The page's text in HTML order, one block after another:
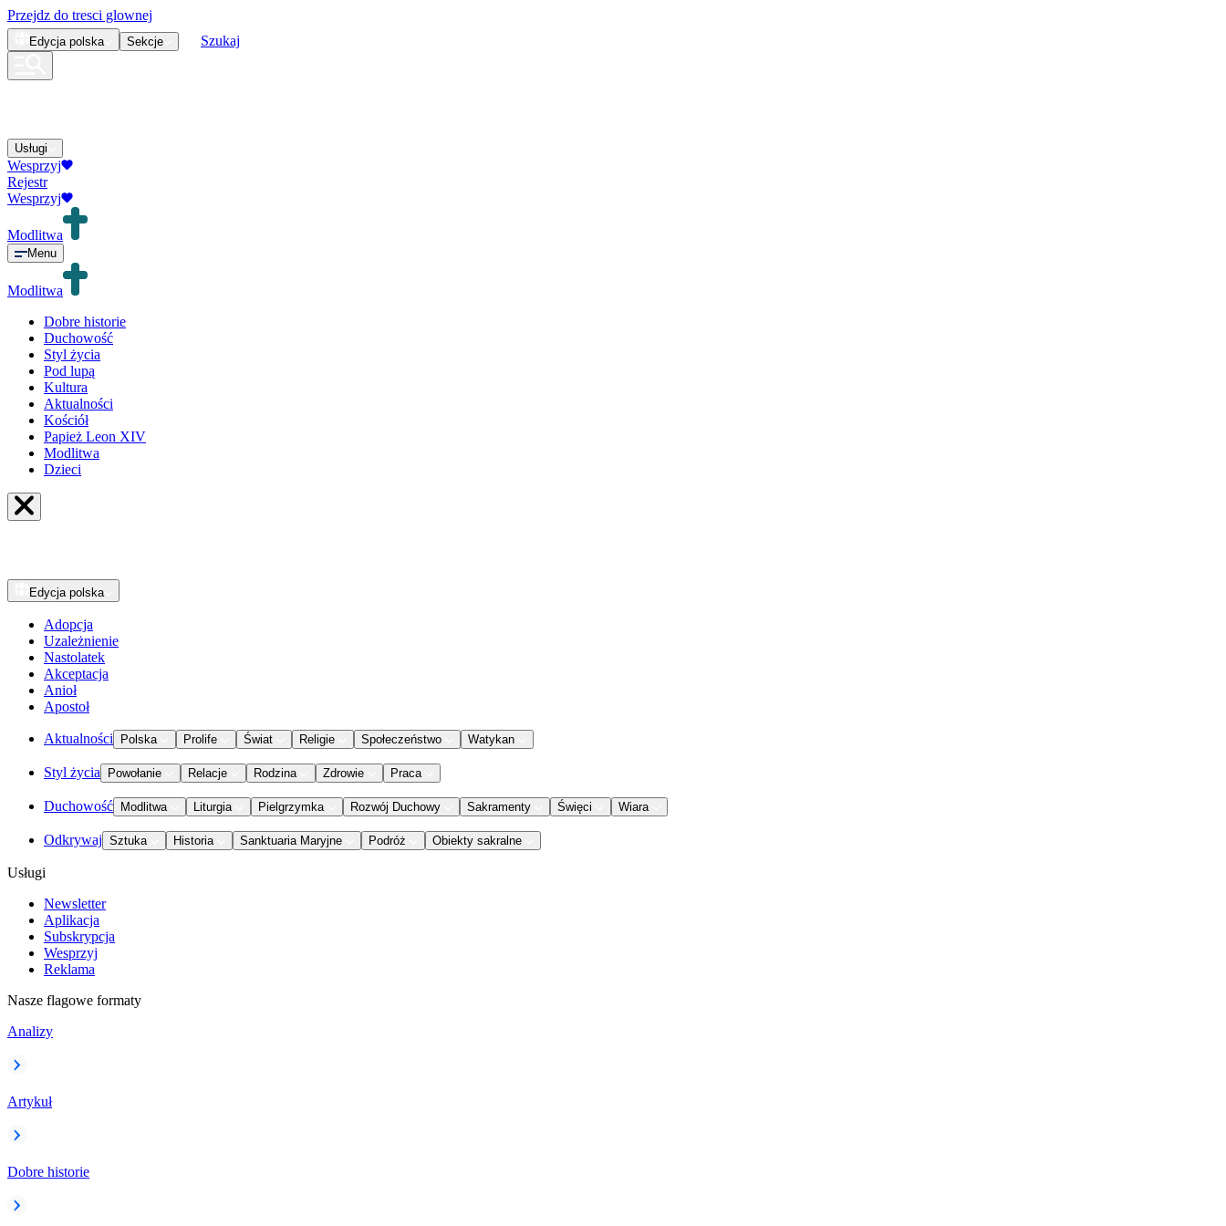
Przejdz do tresci glownej
Edycja polska Sekcje Szukaj
Usługi
Wesprzyj
Rejestr
Wesprzyj
Modlitwa
Menu
Modlitwa
Dobre historie
Duchowość
Styl życia
Pod lupą
Kultura
Aktualności
Kościół
Papież Leon XIV
Modlitwa
Dzieci
Edycja polska
Adopcja
Uzależnienie
Nastolatek
Akceptacja
Anioł
Apostoł
Aktualności Polska Prolife Świat Religie Społeczeństwo Watykan
Styl życia Powołanie Relacje Rodzina Zdrowie Praca
Duchowość Modlitwa Liturgia Pielgrzymka Rozwój Duchowy Sakramenty Święci Wiara
Odkrywaj Sztuka Historia Sanktuaria Maryjne Podróż Obiekty sakralne
Usługi
Newsletter
Aplikacja
Subskrypcja
Wesprzyj
Reklama
Nasze flagowe formaty
Analizy
Artykuł
Dobre historie